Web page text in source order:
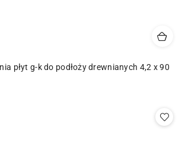
płyt g-k do podłoży drewnianych 4,2 x 90